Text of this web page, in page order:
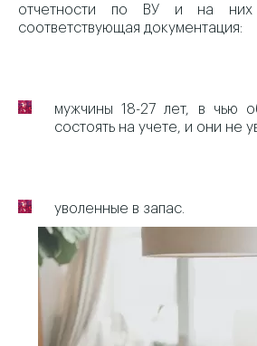
отчетности по ВУ и на них
соответствующая документация:
мужчины 18-27 лет, в чью
состоять на учете, и они не
уволенные в запас.